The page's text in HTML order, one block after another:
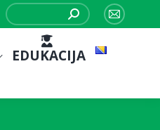
Search:
Mail
EDUKACIJA